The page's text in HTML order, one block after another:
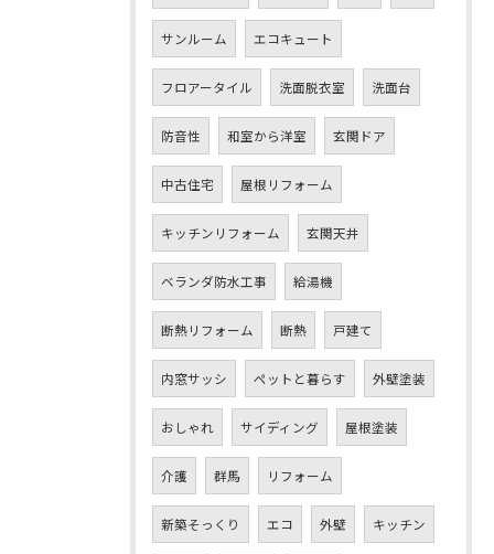
サンルーム エコキュート
フロアータイル 洗面脱衣室 洗面台
防音性 和室から洋室 玄関ドア
中古住宅 屋根リフォーム
キッチンリフォーム 玄関天井
ベランダ防水工事 給湯機
断熱リフォーム 断熱 戸建て
内窓サッシ ペットと暮らす 外壁塗装
おしゃれ サイディング 屋根塗装
介護 群馬 リフォーム
新築そっくり エコ 外壁 キッチン